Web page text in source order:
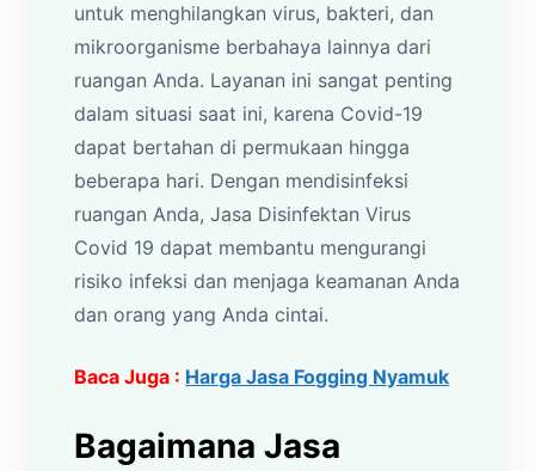
untuk menghilangkan virus, bakteri, dan
mikroorganisme berbahaya lainnya dari
ruangan Anda. Layanan ini sangat penting
dalam situasi saat ini, karena Covid-19
dapat bertahan di permukaan hingga
beberapa hari. Dengan mendisinfeksi
ruangan Anda, Jasa Disinfektan Virus
Covid 19 dapat membantu mengurangi
risiko infeksi dan menjaga keamanan Anda
dan orang yang Anda cintai.
Baca Juga : Harga Jasa Fogging Nyamuk
Bagaimana Jasa